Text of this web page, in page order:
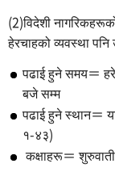
(2)विदेशी
हेरचाहको व्यवस्था
पढाई हुने समय＝
बजे सम्म
पढाई हुने स्थान＝
१-४३)
कक्षाहरू＝